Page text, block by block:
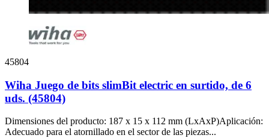
45804
Wiha Juego de bits slimBit electric en surtido, de 6
uds. (45804)
Dimensiones del producto: 187 x 15 x 112 mm (LxAxP)Aplicación:
Adecuado para el atornillado en el sector de las piezas...